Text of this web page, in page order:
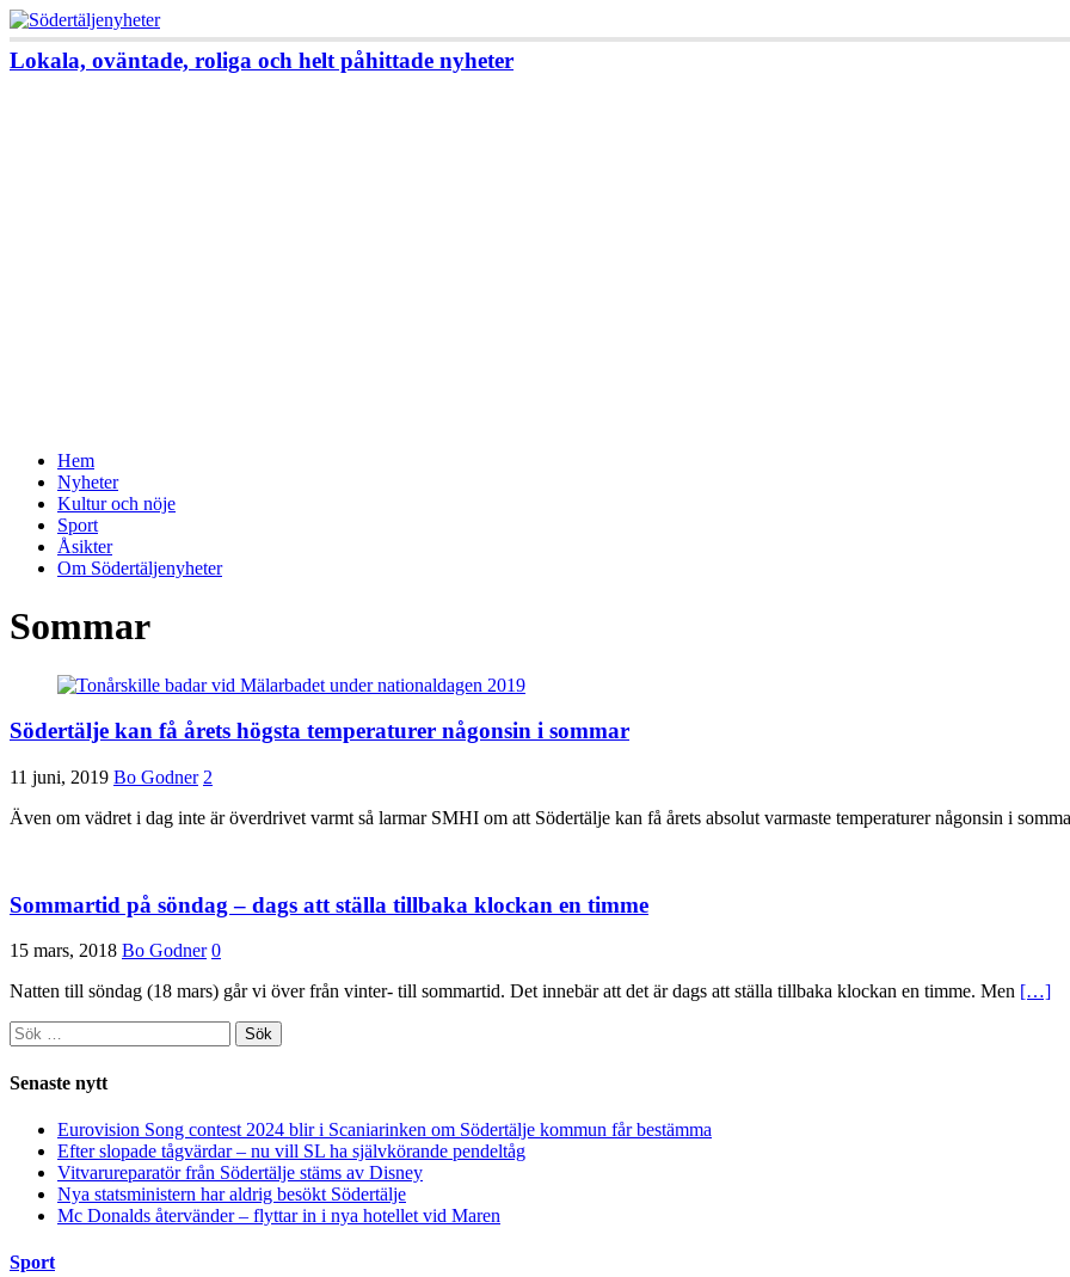
Lokala, oväntade, roliga och helt påhittade nyheter
Hem
Nyheter
Kultur och nöje
Sport
Åsikter
Om Södertäljenyheter
Sommar
Södertälje kan få årets högsta temperaturer någonsin i sommar
11 juni, 2019 Bo Godner 2
Även om vädret i dag inte är överdrivet varmt så larmar SMHI om att Södertälje kan få årets absolut varmaste temperaturer någonsin i
Sommartid på söndag – dags att ställa tillbaka klockan en timme
15 mars, 2018 Bo Godner 0
Natten till söndag (18 mars) går vi över från vinter- till sommartid. Det innebär att det är dags att ställa tillbaka klockan en timme. Men […]
Sök
efter:
Senaste nytt
Eurovision Song contest 2024 blir i Scaniarinken om Södertälje kommun får bestämma
Efter slopade tågvärdar – nu vill SL ha självkörande pendeltåg
Vitvarureparatör från Södertälje stäms av Disney
Nya statsministern har aldrig besökt Södertälje
Mc Donalds återvänder – flyttar in i nya hotellet vid Maren
Sport